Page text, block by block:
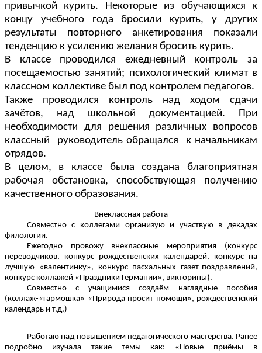
привычкой курить. Некоторые из обучающихся к
концу учебного года бросили курить, у других
результаты повторного анкетирования показали
тенденцию к усилению желания бросить курить.
В классе проводился ежедневный контроль за
посещаемостью занятий; психологический климат в
классном коллективе был под контролем педагогов.
Также проводился контроль над ходом сдачи
зачётов, над школьной документацией. При
необходимости для решения различных вопросов
классный руководитель обращался к начальникам
отрядов.
В целом, в классе была создана благоприятная
рабочая обстановка, способствующая получению
качественного образования.
Внеклассная работа
Совместно с коллегами организую и участвую в декадах
филологии.
Ежегодно провожу внеклассные мероприятия (конкурс
переводчиков, конкурс рождественских календарей, конкурс на
лучшую «валентинку», конкурс пасхальных газет-поздравлений,
конкурс коллажей «Праздники Германии», викторины).
Совместно с учащимися создаём наглядные пособия
(коллаж-«гармошка» «Природа просит помощи», рождественский
календарь и т.д.)
Работаю над повышением педагогического мастерства. Ранее
подробно изучала такие темы как: «Новые приёмы в